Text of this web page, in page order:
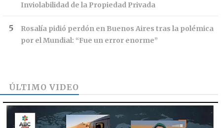
Inviolabilidad de la Propiedad Privada
Rosalía pidió perdón en Buenos Aires tras la polémica
por el Mundial: “Fue un error enorme”
ÚLTIMO VIDEO